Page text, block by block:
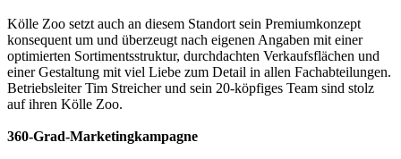
Kölle Zoo setzt auch an diesem Standort sein Premiumkonzept
konsequent um und überzeugt nach eigenen Angaben mit einer
optimierten Sortimentsstruktur, durchdachten Verkaufsflächen und
einer Gestaltung mit viel Liebe zum Detail in allen Fachabteilungen.
Betriebsleiter Tim Streicher und sein 20-köpfiges Team sind stolz
auf ihren Kölle Zoo.
360-Grad-Marketingkampagne